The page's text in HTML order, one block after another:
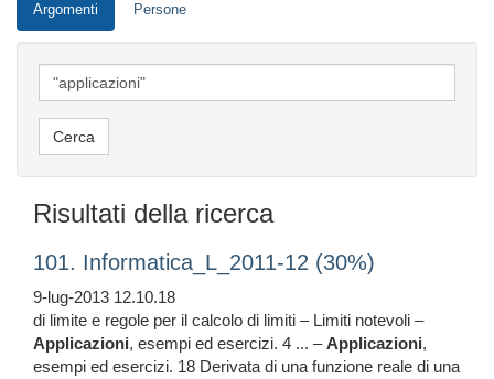
Argomenti Persone
Risultati della ricerca
101. Informatica_L_2011-12 (30%)
9-lug-2013 12.10.18
di limite e regole per il calcolo di limiti – Limiti notevoli –
Applicazioni, esempi ed esercizi. 4 ... –Applicazioni,
esempi ed esercizi. 18 Derivata di una funzione reale di una